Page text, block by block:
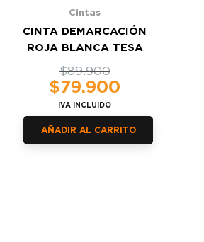
Cintas
CINTA DEMARCACIÓN
ROJA BLANCA TESA
$89.900
precio
original
era:
$89.900.
$79.900
precio
es:
$79.900.
IVA INCLUIDO
AÑADIR AL CARRITO